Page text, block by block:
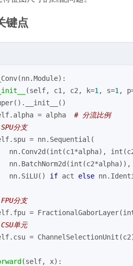
键点
(nn.Module):
(self, c1, c2, k=1 , s=1 ,
().__init__()
= alpha
# 分流比例
分支
= nn.Sequential(
nn.Conv2d(
int (c1*alpha), int
nn.BatchNorm2d(
int (c2*alpha)),
nn.SiLU()
if act else
分支
= FractionalGaborLayer(
单元
=
(self, x):